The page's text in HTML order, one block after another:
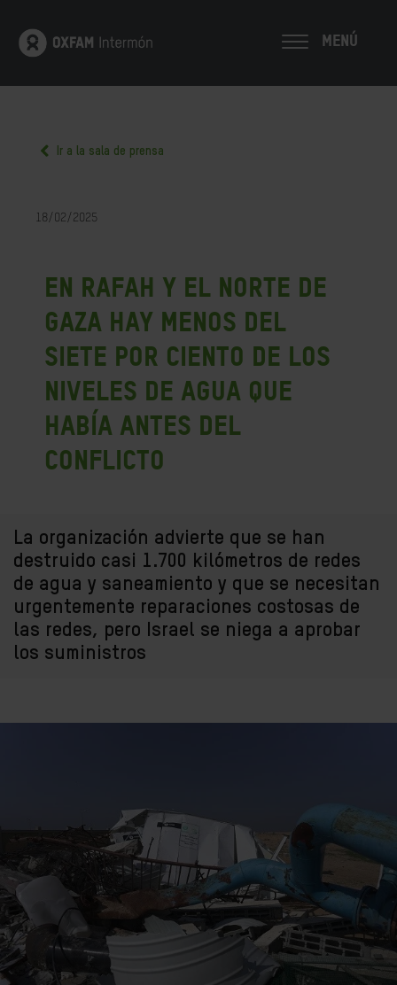
MENÚ
Ir a la sala de prensa
18/02/2025
En Rafah y el norte de
Gaza hay menos del
siete por ciento de los
niveles de agua que
había antes del
conflicto
La organización advierte que se han
destruido casi 1.700 kilómetros de redes
de agua y saneamiento y que se necesitan
urgentemente reparaciones costosas de
las redes, pero Israel se niega a aprobar
los suministros